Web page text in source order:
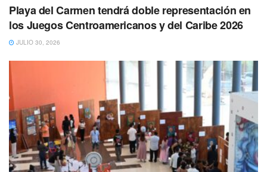
Playa del Carmen tendrá doble representación en
los Juegos Centroamericanos y del Caribe 2026
JULIO 30, 2026